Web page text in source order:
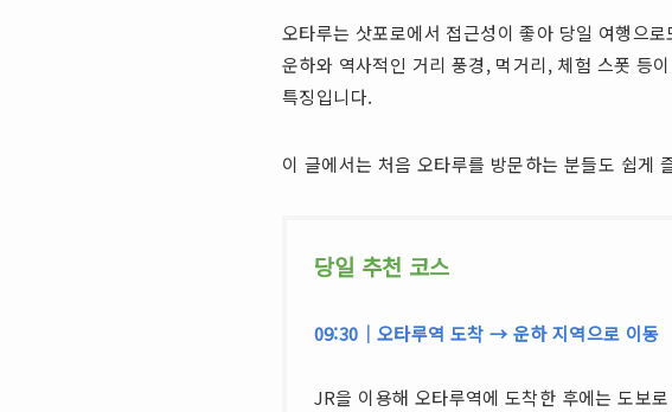
오타루는 삿포로에서 접근성이 좋아 당일 여행으
운하와 역사적인 거리 풍경, 먹거리, 체험 스폿 등
특징입니다.
이 글에서는 처음 오타루를 방문하는 분들도 쉽게
당일 추천 코스
09:30｜오타루역 도착 → 운하 지역으로 이동
JR을 이용해 오타루역에 도착한 후에는 도보